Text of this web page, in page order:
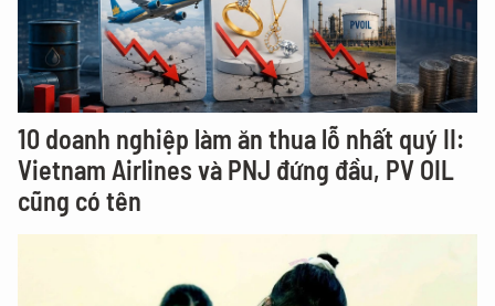
10 doanh nghiệp làm ăn thua lỗ nhất quý II:
Vietnam Airlines và PNJ đứng đầu, PV OIL
cũng có tên